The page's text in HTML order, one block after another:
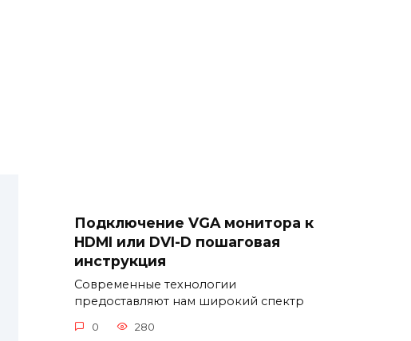
Подключение VGA монитора к
HDMI или DVI-D пошаговая
инструкция
Современные технологии
предоставляют нам широкий спектр
0 280